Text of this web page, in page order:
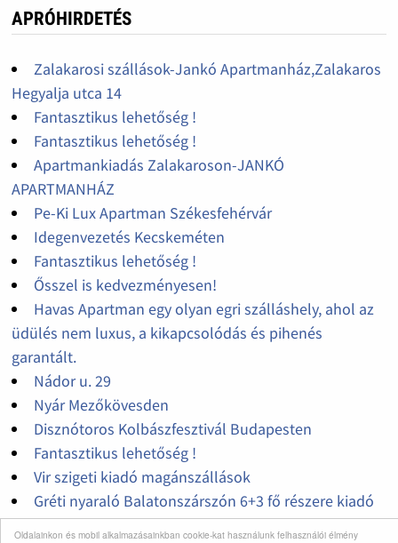
Oldalainkon és mobil alkalmazásainkban cookie-kat használunk felhasználói élmény
APRÓHIRDETÉS
Zalakarosi szállások-Jankó Apartmanház,Zalakaros
Hegyalja utca 14
Fantasztikus lehetőség !
Fantasztikus lehetőség !
Apartmankiadás Zalakaroson-JANKÓ
APARTMANHÁZ
Pe-Ki Lux Apartman Székesfehérvár
Idegenvezetés Kecskeméten
Fantasztikus lehetőség !
Ősszel is kedvezményesen!
Havas Apartman egy olyan egri szálláshely, ahol az
üdülés nem luxus, a kikapcsolódás és pihenés
garantált.
Nádor u. 29
Nyár Mezőkövesden
Disznótoros Kolbászfesztivál Budapesten
Fantasztikus lehetőség !
Vir szigeti kiadó magánszállások
Gréti nyaraló Balatonszárszón 6+3 fő részere kiadó
Vir szigeti apartman